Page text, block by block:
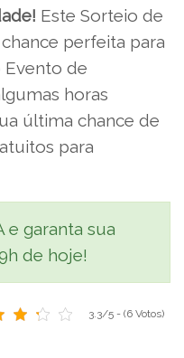
Este Sorteio de
perfeita para
Evento de
horas
última chance de
para
e garanta sua
de hoje!
3.3/5 - (6 Votos)